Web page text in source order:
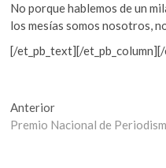
No porque hablemos de un
los mesías somos nosotros,
[/et_pb_text][/
Navegación
de
AnteriorEntrada
anterior:
Premio Nacional de